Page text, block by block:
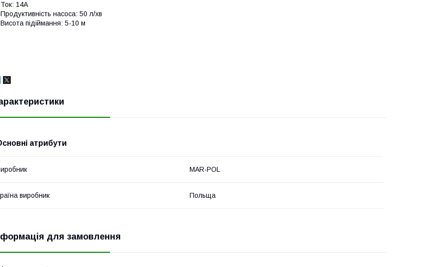
14А
насоса: 50 л/хв
підіймання: 5-10 м
атрибути
MAR-POL
виробник Польща
для замовлення